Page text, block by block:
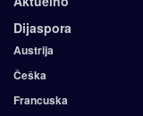
Dijaspora
Austrija
Češka
Francuska